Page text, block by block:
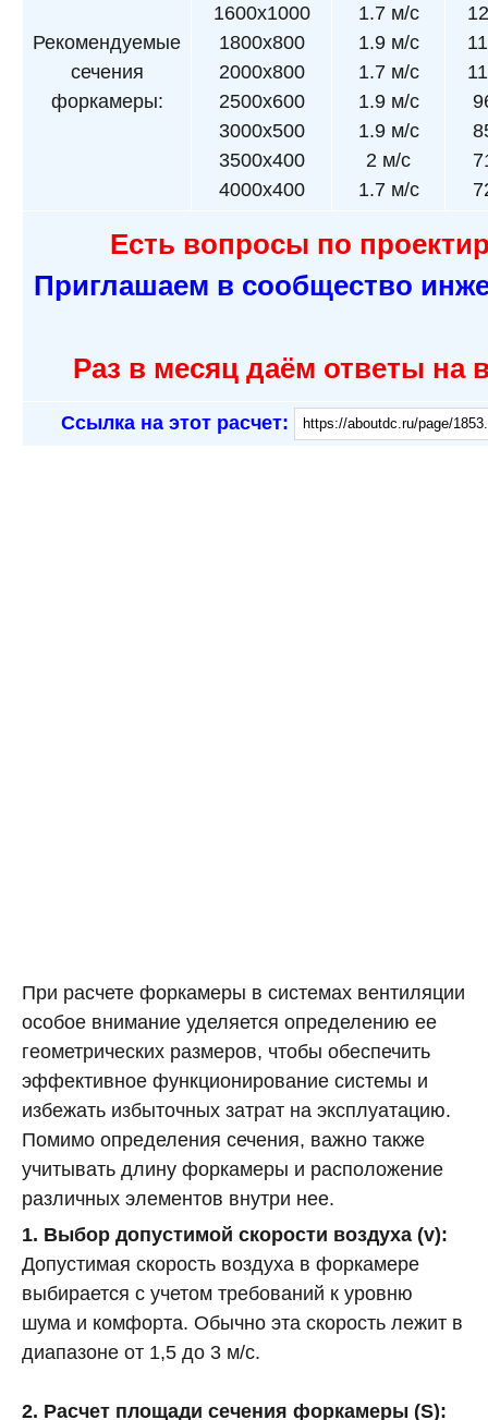
Рекомендуемые
сечения
форкамеры:
1600x1000
1800x800
2000x800
2500x600
3000x500
3500x400
4000x400
1.7 м/с
1.9 м/с
1.7 м/с
1.9 м/с
1.9 м/с
2 м/с
1.7 м/с
Есть вопросы по
Приглашаем в сообщество
Раз в месяц даём ответы на
Ссылка на этот расчет:
При расчете форкамеры в системах вентиляции
особое внимание уделяется определению ее
геометрических размеров, чтобы обеспечить
эффективное функционирование системы и
избежать избыточных затрат на эксплуатацию.
Помимо определения сечения, важно также
учитывать длину форкамеры и расположение
различных элементов внутри нее.
1. Выбор допустимой скорости воздуха (v):
Допустимая скорость воздуха в форкамере
выбирается с учетом требований к уровню
шума и комфорта. Обычно эта скорость лежит в
диапазоне от 1,5 до 3 м/с.
2. Расчет площади сечения форкамеры (S):